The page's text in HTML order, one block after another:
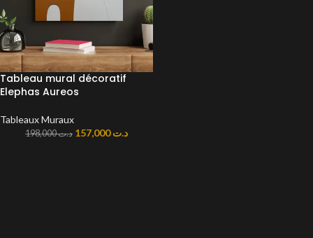
Tableau mural décoratif
Elephas Aureos
Tableaux Muraux
د.ت198,000 د.ت157,000